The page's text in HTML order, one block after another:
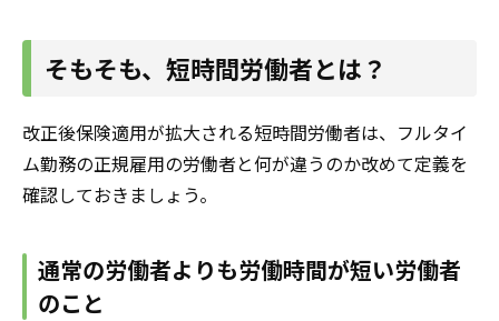
そもそも、短時間労働者とは？
改正後保険適用が拡大される短時間労働者は、フルタイ
ム勤務の正規雇用の労働者と何が違うのか改めて定義を
確認しておきましょう。
通常の労働者よりも労働時間が短い労働者
のこと